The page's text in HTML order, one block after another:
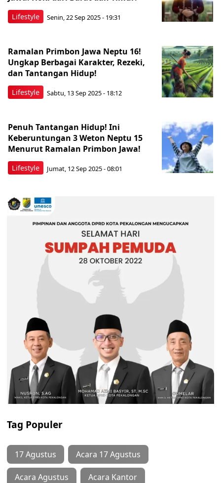
Lifestyle Senin, 22 Sep 2025 - 19:31
Lifestyle
Ramalan Primbon Jawa Neptu 16!
Ungkap Berbagai Karakter, Rezeki,
dan Tantangan Hidup!
Sabtu, 13 Sep 2025 - 18:12
Lifestyle
Penuh Tantangan Hidup! Ini
Keberuntungan 3 Weton Neptu 15
Menurut Ramalan Primbon Jawa!
Jumat, 12 Sep 2025 - 08:01
Tag Populer
17 Agustus Acara 17 Agustus
Acara Agustus Acara Kantor